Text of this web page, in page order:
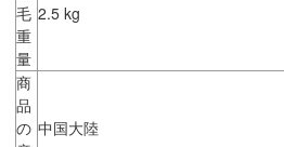
毛
重
量
2.5 kg
商
品
の 中国大陸